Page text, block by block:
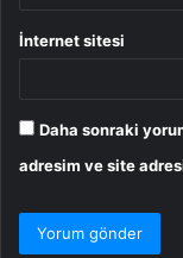
İnternet sitesi
Daha sonraki
adresim ve site